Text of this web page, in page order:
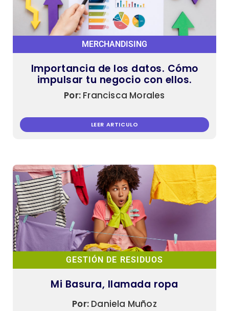
MERCHANDISING
Importancia de los datos. Cómo
impulsar tu negocio con ellos.
Por: Francisca Morales
LEER ARTICULO
GESTIÓN DE RESIDUOS
Mi Basura, llamada ropa
Por: Daniela Muñoz